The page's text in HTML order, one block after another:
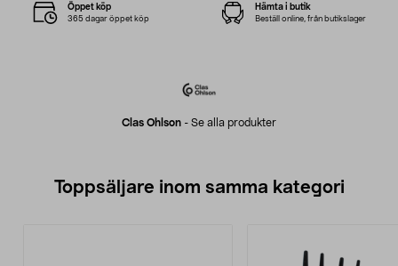
Clas Ohlson - Se alla produkter
Öppet köp
365 dagar öppet köp
Hämta i butik
Beställ online, från butikslager
Toppsäljare inom samma kategori